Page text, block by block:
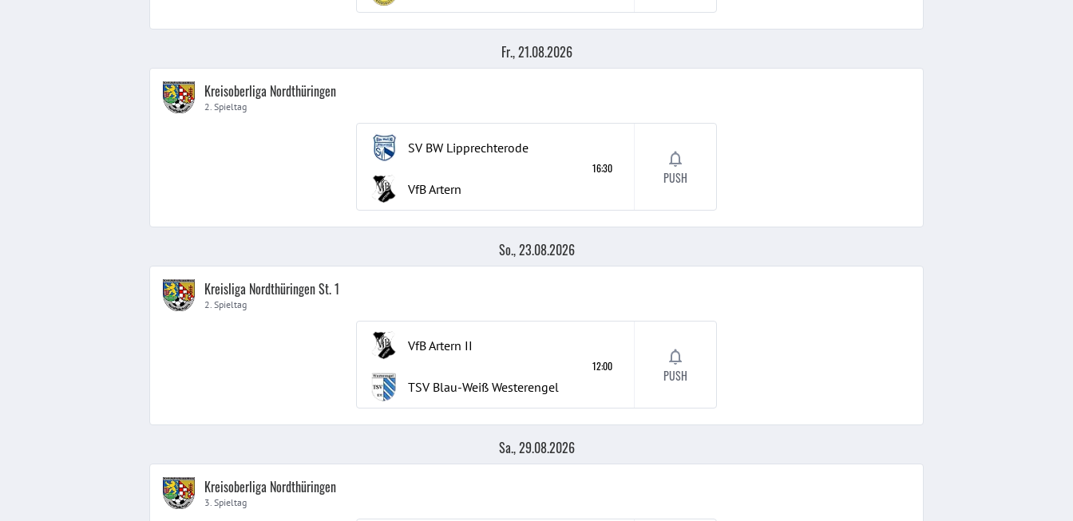
Fr., 21.08.2026
Kreisoberliga Nordthüringen
2. Spieltag
SV BW Lipprechterode
VfB Artern
16:30
PUSH
So., 23.08.2026
Kreisliga Nordthüringen St. 1
2. Spieltag
VfB Artern II
TSV Blau-Weiß Westerengel
12:00
PUSH
Sa., 29.08.2026
Kreisoberliga Nordthüringen
3. Spieltag